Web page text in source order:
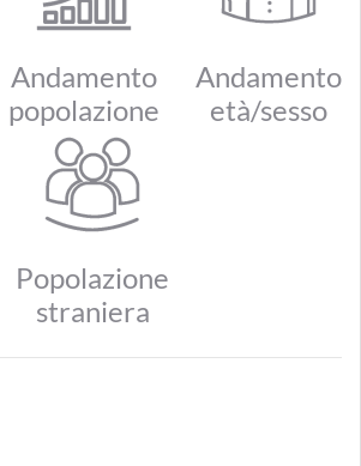
Andamento
popolazione
Andamento
età/sesso
Popolazione
straniera